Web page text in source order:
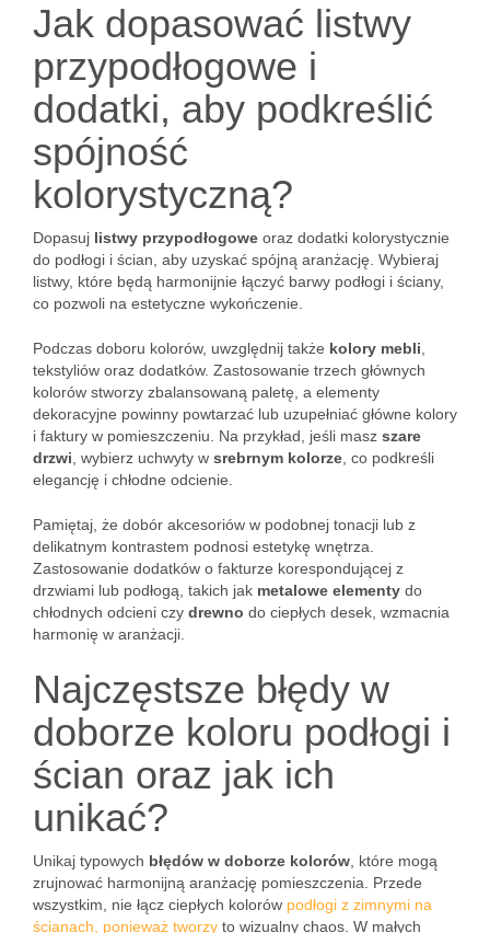
Jak dopasować listwy
przypodłogowe i
dodatki, aby podkreślić
spójność
kolorystyczną?
Dopasuj listwy przypodłogowe oraz dodatki kolorystycznie
do podłogi i ścian, aby uzyskać spójną aranżację. Wybieraj
listwy, które będą harmonijnie łączyć barwy podłogi i ściany,
co pozwoli na estetyczne wykończenie.
Podczas doboru kolorów, uwzględnij także kolory mebli
tekstyliów oraz dodatków. Zastosowanie trzech głównych
kolorów stworzy zbalansowaną paletę, a elementy
dekoracyjne powinny powtarzać lub uzupełniać główne kolory
i faktury w pomieszczeniu. Na przykład, jeśli masz szare
drzwi , wybierz uchwyty w srebrnym kolorze , co podkreśli
elegancję i chłodne odcienie.
Pamiętaj, że dobór akcesoriów w podobnej tonacji lub z
delikatnym kontrastem podnosi estetykę wnętrza.
Zastosowanie dodatków o fakturze korespondującej z
drzwiami lub podłogą, takich jak metalowe elementy do
chłodnych odcieni czy drewno do ciepłych desek, wzmacnia
harmonię w aranżacji.
Najczęstsze błędy w
doborze koloru podłogi i
ścian oraz jak ich
unikać?
Unikaj typowych błędów w doborze kolorów , które mogą
zrujnować harmonijną aranżację pomieszczenia. Przede
wszystkim, nie łącz ciepłych kolorów podłogi z zimnymi na
ścianach, ponieważ tworzy to wizualny chaos. W małych